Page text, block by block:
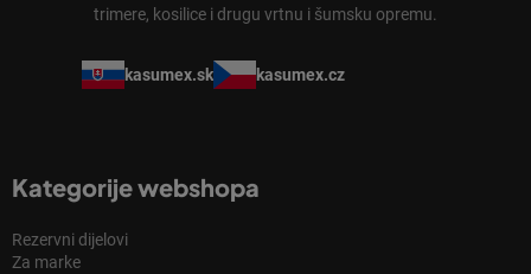
trimere, kosilice i drugu vrtnu i šumsku opremu.
kasumex.sk kasumex.cz
Kategorije webshopa
Rezervni dijelovi
Za marke